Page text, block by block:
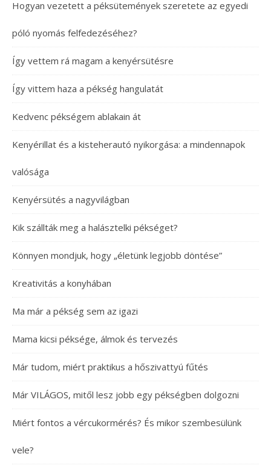
Hogyan vezetett a péksütemények szeretete az egyedi
póló nyomás felfedezéséhez?
Így vettem rá magam a kenyérsütésre
Így vittem haza a pékség hangulatát
Kedvenc pékségem ablakain át
Kenyérillat és a kisteherautó nyikorgása: a mindennapok
valósága
Kenyérsütés a nagyvilágban
Kik szállták meg a halásztelki pékséget?
Könnyen mondjuk, hogy „életünk legjobb döntése”
Kreativitás a konyhában
Ma már a pékség sem az igazi
Mama kicsi péksége, álmok és tervezés
Már tudom, miért praktikus a hőszivattyú fűtés
Már VILÁGOS, mitől lesz jobb egy pékségben dolgozni
Miért fontos a vércukormérés? És mikor szembesülünk
vele?